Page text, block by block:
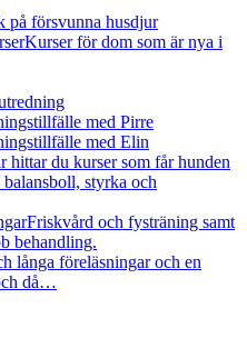
på försvunna husdjur
Kurser för dom som är nya i
med Pirre
med Elin
hittar du kurser som får hunden
styrka och
Friskvård och fysträning samt
behandling.
långa föreläsningar och en
då…